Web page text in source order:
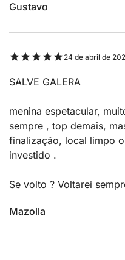
Gustavo
24 de abril de
SALVE GALERA
menina espetacular,
sempre , top demais,
finalização, local limpo
investido .
Se volto ? Voltarei
Mazolla